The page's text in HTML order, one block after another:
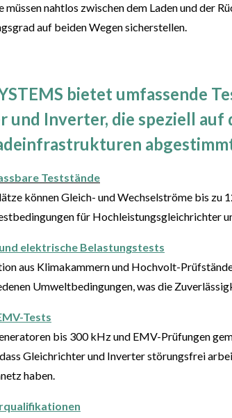
müssen nahtlos zwischen dem Laden und der
auf beiden Wegen sicherstellen.
bietet umfassende
und Inverter, die speziell
Teststände
können Gleich- und Wechselströme bis zu
für Hochleistungsgleichrichter
elektrische Belastungstests
aus Klimakammern und Hochvolt-
Umweltbedingungen, was die
Tests
bis 300 kHz und EMV-Prüfungen
Gleichrichter und Inverter störungsfrei
haben.